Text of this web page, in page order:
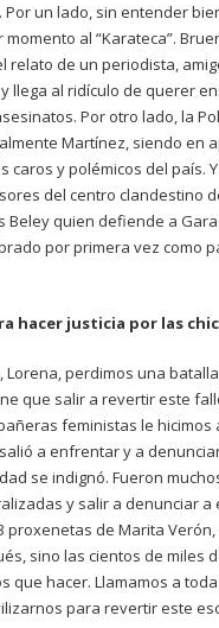
un lado, sin entender
al “Karateca”.
relato de un periodista,
llega al ridículo de querer
Por otro lado, la
Martínez, siendo en
caros y polémicos del país.
del centro clandestino
Beley quien defiende a
por primera vez como
hacer justicia por las
Lorena, perdimos una
que salir a revertir este
feministas le
a enfrentar y a
se indignó. Fueron
y salir a denunciar a
proxenetas de Marita
sino las cientos de miles
que hacer. Llamamos a
para revertir este